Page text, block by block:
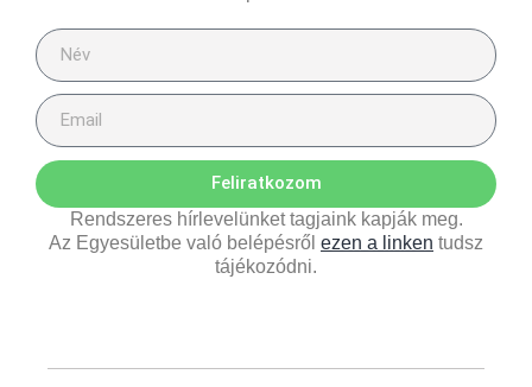
Feliratkozom
Rendszeres hírlevelünket tagjaink kapják meg.
Az Egyesületbe való belépésről ezen a linken tudsz
tájékozódni.